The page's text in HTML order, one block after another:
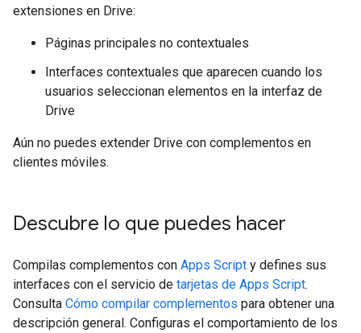
extensiones en Drive:
Páginas principales no contextuales
Interfaces contextuales que aparecen cuando los
usuarios seleccionan elementos en la interfaz de
Drive
Aún no puedes extender Drive con complementos en
clientes móviles.
Descubre lo que puedes hacer
Compilas complementos con Apps Script y defines sus
interfaces con el servicio de tarjetas de Apps Script.
Consulta Cómo compilar complementos para obtener una
descripción general. Configuras el comportamiento de los